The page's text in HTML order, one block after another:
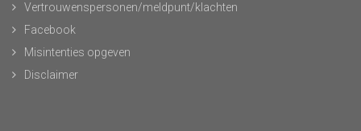
Vertrouwenspersonen/meldpunt/klachten
Facebook
Misintenties opgeven
Disclaimer